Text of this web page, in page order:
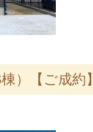
）【ご成約】